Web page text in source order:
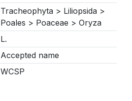
Tracheophyta > Liliopsida >
Poales > Poaceae > Oryza
L.
Accepted name
WCSP